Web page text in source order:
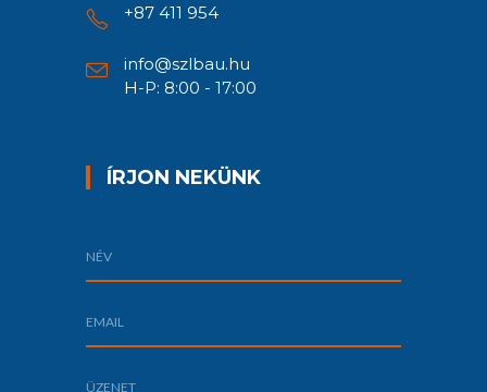
+87 411 954
info@szlbau.hu
H-P: 8:00 - 17:00
ÍRJON NEKÜNK